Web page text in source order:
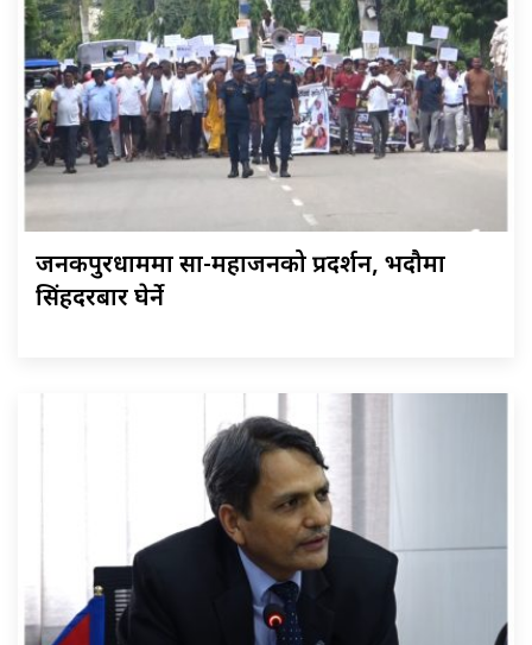
जनकपुरधाममा साहु-महाजनको प्रदर्शन, भदौमा
सिंहदरबार घेर्ने